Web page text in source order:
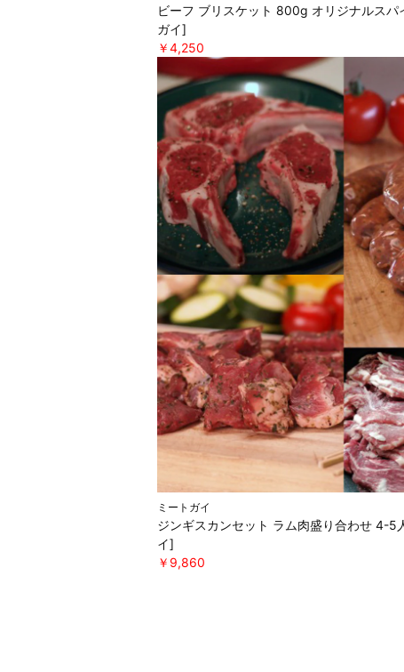
ビーフ ブリスケット 800g オリジナルス
ガイ]
￥4,250
ミートガイ
ジンギスカンセット ラム肉盛り合わせ 4-
イ]
￥9,860